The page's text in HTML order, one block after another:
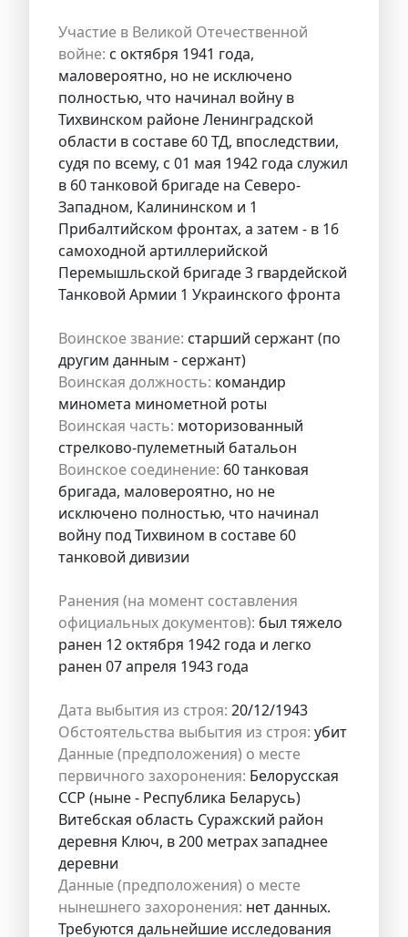
Участие в Великой Отечественной
войне: с октября 1941 года,
маловероятно, но не исключено
полностью, что начинал войну в
Тихвинском районе Ленинградской
области в составе 60 ТД, впоследствии,
судя по всему, с 01 мая 1942 года служил
в 60 танковой бригаде на Северо-
Западном, Калининском и 1
Прибалтийском фронтах, а затем - в 16
самоходной артиллерийской
Перемышльской бригаде 3 гвардейской
Танковой Армии 1 Украинского фронта
Воинское звание: старший сержант (по
другим данным - сержант)
Воинская должность: командир
миномета минометной роты
Воинская часть: моторизованный
стрелково-пулеметный батальон
Воинское соединение: 60 танковая
бригада, маловероятно, но не
исключено полностью, что начинал
войну под Тихвином в составе 60
танковой дивизии
Ранения (на момент составления
официальных документов): был тяжело
ранен 12 октября 1942 года и легко
ранен 07 апреля 1943 года
Дата выбытия из строя: 20/12/1943
Обстоятельства выбытия из строя: убит
Данные (предположения) о месте
первичного захоронения: Белорусская
ССР (ныне - Республика Беларусь)
Витебская область Суражский район
деревня Ключ, в 200 метрах западнее
деревни
Данные (предположения) о месте
нынешнего захоронения: нет данных.
Требуются дальнейшие исследования